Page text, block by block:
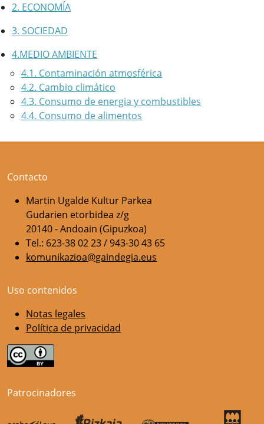
2. ECONOMÍA
3. SOCIEDAD
4.MEDIO AMBIENTE
4.1. Contaminación atmosférica
4.2. Cambio climático
4.3. Consumo de energia y combustibles
4.4. Consumo de alimentos
Contacto
Martin Ugalde Kultur Parkea
Gudarien etorbidea z/g
20140 - Andoain (Gipuzkoa)
Tel.: 623-38 02 23 / 943-30 43 65
komunikazioa@gaindegia.eus
Uso contenidos
Notas legales
Política de privacidad
Patrocinadores